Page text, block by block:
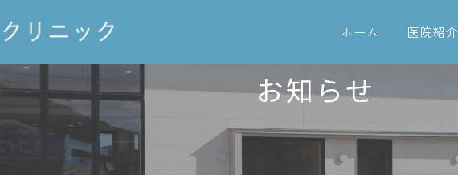
ホーム 医院紹介
お知らせ